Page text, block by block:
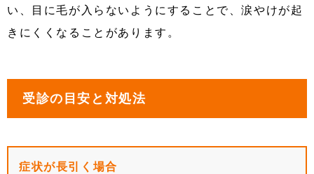
い、目に毛が入らないようにすることで、涙やけが起
きにくくなることがあります。
受診の目安と対処法
症状が長引く場合